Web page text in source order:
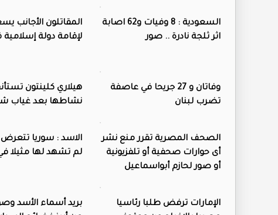
السعودية : 8 وفيات و62 اصابة
اثر ثلجة نادرة .. صور
المقاتلون الأجانب
لإقامة دولة
وفاتان و 27 جريحا في عاصفة
تضرب لبنان
هيلاري كلينتون
نشاطها بعد غياب
الصحف المصرية تقرر منع نشر
أى حوارات صحفية أو تلفزيونية
أو صور لحازم أبواسماعيل
الاسد : سوريا
لم تشهد لها مثيلا
الإمارات ترفض طلبا رئاسيا
بريد أسماء الأسد